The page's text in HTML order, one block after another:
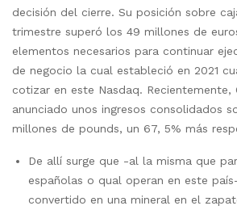
decisión del cierre. Su posición sobre
trimestre superó los 49 millones de
elementos necesarios para continuar
de negocio la cual estableció en 2021
cotizar en este Nasdaq. Recientemente,
anunciado unos ingresos consolidados
millones de pounds, un 67, 5% más
De allí surge que -al la misma que
españolas o qual operan en este
convertido en una mineral en el